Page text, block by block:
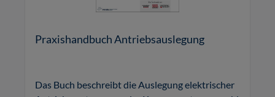
Praxishandbuch Antriebsauslegung
Das Buch beschreibt die Auslegung elektrischer